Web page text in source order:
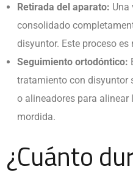
Retirada del aparato: Una
consolidado
disyuntor. Este proceso
Seguimiento ortodóntico:
tratamiento con disyuntor
o alineadores para
mordida.
¿Cuánto